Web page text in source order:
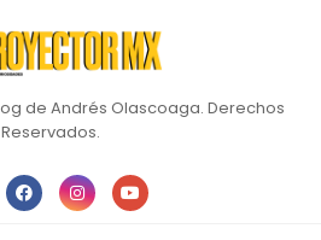
de Andrés Olascoaga. Derechos
Reservados.